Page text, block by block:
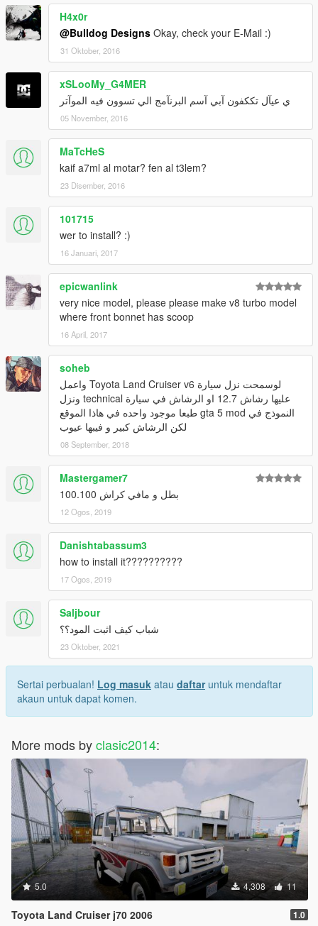
H4x0r
@Bulldog Designs Okay, check your E-Mail :)
31 Oktober, 2016
xSLooMy_G4MER
ي عيآل تككفون آبي آسم البرنآمج الي تسوون فيه الموآتر
05 November, 2016
MaTcHeS
kaif a7ml al motar? fen al t3lem?
23 Disember, 2016
101715
wer to install? :)
16 Januari, 2017
epicwanlink
very nice model, please please make v8 turbo model
where front bonnet has scoop
16 April, 2017
soheb
لوسمحت نزل سيارة Toyota Land Cruiser v6 واعمل
عليها رشاش 12.7 او الرشاش في سيارة technical ونزل
النموذج في gta 5 mod طبعا موجود واحده في هاذا الموقع
لكن الرشاش كبير و فيبها عيوب
08 September, 2018
Mastergamer7
بطل و مافي كراش 100.100
12 Ogos, 2019
Danishtabassum3
how to install it??????????
17 Ogos, 2019
Saljbour
شباب كيف اثبت المود؟؟
23 Oktober, 2021
Sertai perbualan! Log masuk atau daftaruntuk mendaftar
akaun untuk dapat komen.
More mods byclasic2014:
5.0 4,308 11
Toyota Land Cruiser j70 2006 1.0